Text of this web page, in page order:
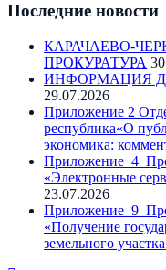
Последние новости
КАРАЧАЕВО-
ПРОКУРАТУРА
ИНФОРМАЦИЯ
29.07.2026
Приложение 2
республика«О
экономика:
«Электронные
23.07.2026
«Получение
земельного